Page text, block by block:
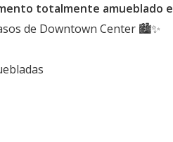
totalmente amueblado
de Downtown Center 🏙️✨